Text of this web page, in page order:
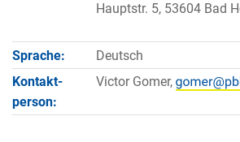
Hauptstr. 5, 53604 Bad
Sprache:
Deutsch
Kontakt­
person:
Victor Gomer,